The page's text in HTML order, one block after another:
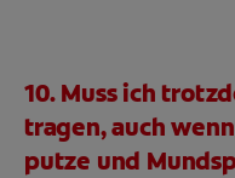
10. Muss ich
tragen, auch
putze und